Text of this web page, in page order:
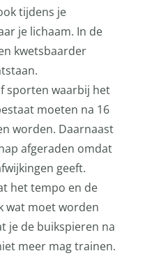
tijdens je
je lichaam. In de
kwetsbaarder
sporten waarbij het
moeten na 16
worden. Daarnaast
afgeraden omdat
geeft.
het tempo en de
wat moet worden
je de buikspieren na
meer mag trainen.